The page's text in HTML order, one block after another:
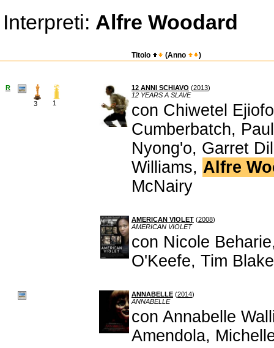
Interpreti: Alfre Woodard
Titolo (Anno )
R
3 1
12 ANNI SCHIAVO (2013)
12 YEARS A SLAVE
con Chiwetel
Cumberbatch,
Nyong'o, Garret
Williams, Alfre
McNairy
AMERICAN VIOLET (2008)
AMERICAN VIOLET
con Nicole
O'Keefe, Tim
ANNABELLE (2014)
ANNABELLE
con Annabelle
Amendola,